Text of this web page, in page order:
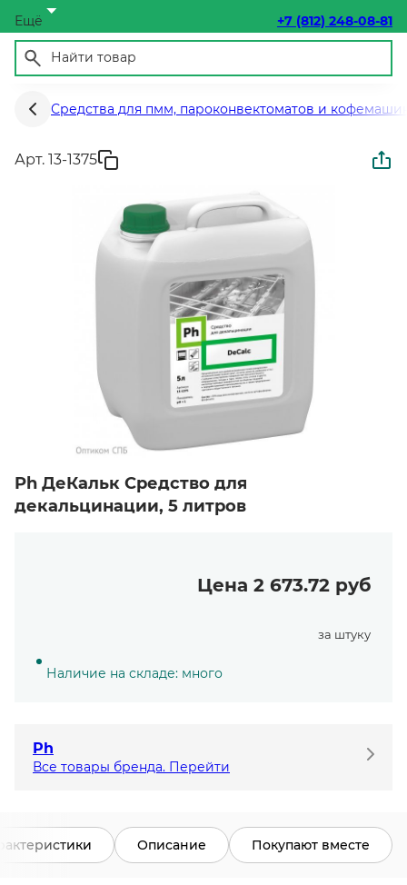
Ещё +7 (812) 248-08-81
Средства для пмм, пароконвектоматов и
Арт. 13-1375
Ph ДеКальк Средство для
декальцинации, 5 литров
Цена 2 673.72 руб
за штуку
Наличие на складе: много
Ph
Все товары бренда. Перейти
Описание Покупают вместе